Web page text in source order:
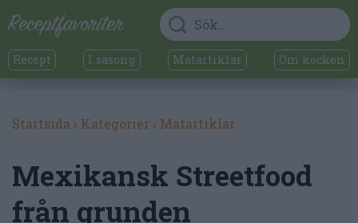
Recept I säsong Matartiklar Om kocken
Startsida › Kategorier › Matartiklar
Mexikansk Streetfood
från grunden